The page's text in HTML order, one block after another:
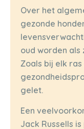
Over het
gezonde
oud worden
Zoals bij elk
gelet.
Een
Jack Russells